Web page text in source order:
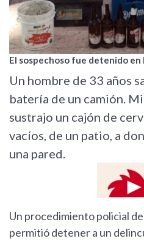
El sospechoso fue detenido en
Un hombre de 33 años
batería de un camión.
sustrajo un cajón de
vacíos, de un patio, a
una pared.
Un procedimiento policial
permitió detener a un